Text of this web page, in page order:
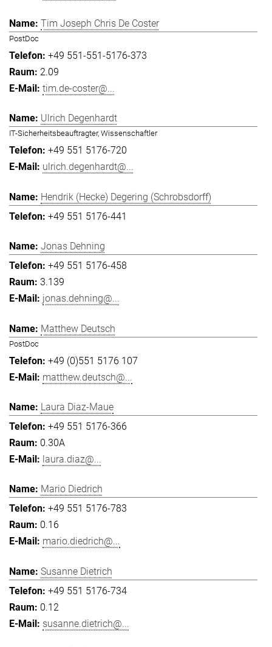
Tim Joseph Chris De Coster
PostDoc
+49 551-551-5176-373
2.09
tim.de-coster@...
Ulrich Degenhardt
IT-Sicherheitsbeauftragter, Wissenschaftler
+49 551 5176-720
ulrich.degenhardt@...
Hendrik (Hecke) Degering (Schrobsdorff)
+49 551 5176-441
Jonas Dehning
+49 551 5176-458
3.139
jonas.dehning@...
Matthew Deutsch
PostDoc
+49 (0)551 5176 107
matthew.deutsch@...
Laura Diaz-Maue
+49 551 5176-366
0.30A
laura.diaz@...
Mario Diedrich
+49 551 5176-783
0.16
mario.diedrich@...
Susanne Dietrich
+49 551 5176-734
0.12
susanne.dietrich@...